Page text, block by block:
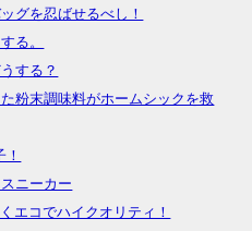
グを忍ばせるべし！
る。
する？
粉末調味料がホームシックを救
ニーカー
エコでハイクオリティ！